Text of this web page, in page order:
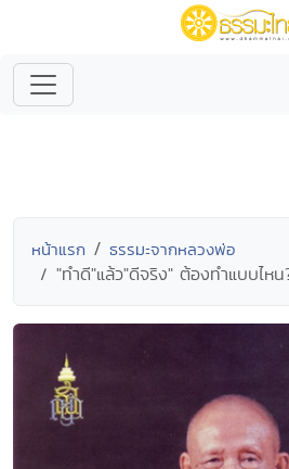
หน้าแรก ธรรมะจากหลวงพ่อ
"ทำดี"แล้ว"ดีจริง" ต้องทำแบบไหน